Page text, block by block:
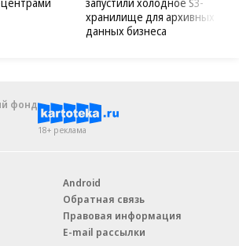
запустили холодное S3-
хранилище для архивных
данных бизнеса
фонд
18+ реклама
Android
Обратная связь
Правовая информация
E-mail рассылки